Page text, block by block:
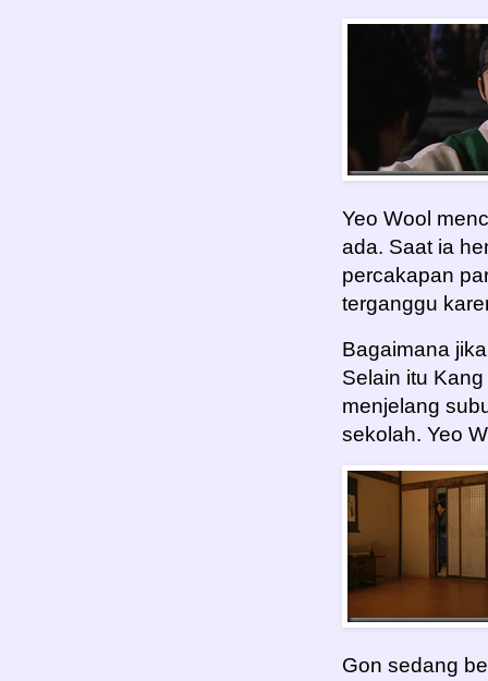
Yeo Wool
ada. Saat ia
percakapan
terganggu
Bagaimana
Selain itu
menjelang
sekolah. Yeo
Gon sedang